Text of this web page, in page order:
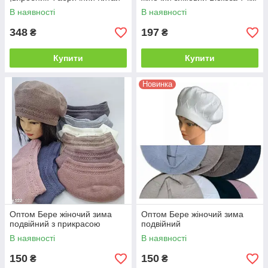
В наявності
348 ₴
Купити
В наявності
197 ₴
Купити
Оптом Бере жіночий зима
подвійний з прикрасою
В наявності
150 ₴
Новинка
Оптом Бере жіночий зима
подвійний
В наявності
150 ₴